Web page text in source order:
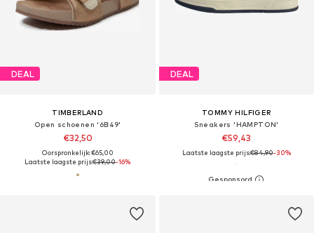
DEAL
TIMBERLAND
Open schoenen '6B49'
€32,50
Oorspronkelijk: €65,00
Laatste laagste prijs:€39,00-16%
DEAL
TOMMY HILFIGER
Sneakers 'HAMPTON'
€59,43
Laatste laagste prijs:€84,90-30%